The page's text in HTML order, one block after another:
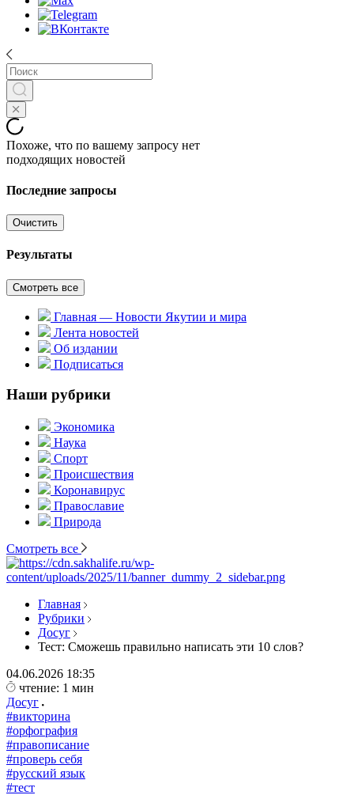
Похоже, что по вашему запросу нет
подходящих новостей
Последние запросы
Очистить
Результаты
Смотреть все
Главная — Новости Якутии и мира
Лента новостей
Об издании
Подписаться
Наши рубрики
Экономика
Наука
Спорт
Происшествия
Коронавирус
Православие
Природа
Смотреть все
Главная
Рубрики
Досуг
Тест: Сможешь правильно написать эти 10 слов?
04.06.2026 18:35
чтение: 1 мин
Досуг
#викторина
#орфография
#правописание
#проверь себя
#русский язык
#тест